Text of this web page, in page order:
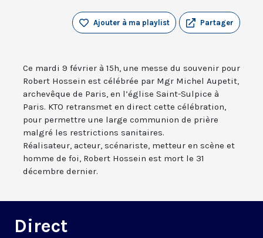
Partager
Ajouter à ma playlist
Ce mardi 9 février à 15h, une messe du souvenir pour
Robert Hossein est célébrée par Mgr Michel Aupetit,
archevêque de Paris, en l’église Saint-Sulpice à
Paris. KTO retransmet en direct cette célébration,
pour permettre une large communion de prière
malgré les restrictions sanitaires.
Réalisateur, acteur, scénariste, metteur en scène et
homme de foi, Robert Hossein est mort le 31
décembre dernier.
Direct